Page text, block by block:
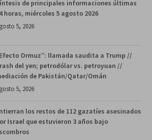
de principales informaciones últimas
horas, miércoles 5 agosto 2026
5, 2026
Ormuz”: llamada saudita a Trump //
del yen; petrodólar vs. petroyuan //
de Pakistán/Qatar/Omán
5, 2026
los restos de 112 gazatíes asesinados
Israel que estuvieron 3 años bajo